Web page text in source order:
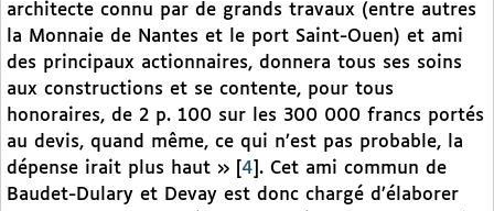
architecte connu par de grands travaux (entre autres
la Monnaie de Nantes et le port Saint-Ouen) et ami
des principaux actionnaires, donnera tous ses soins
aux constructions et se contente, pour tous
honoraires, de 2 p. 100 sur les 300 000 francs portés
au devis, quand même, ce qui n’est pas probable, la
dépense irait plus haut »
4 . Cet ami commun de
Baudet-Dulary et Devay est donc chargé d’élaborer